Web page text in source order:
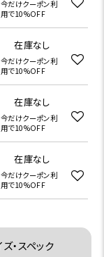
今だけクーポン利
用で10%OFF
在庫なし
今だけクーポン利
用で10%OFF
在庫なし
今だけクーポン利
用で10%OFF
在庫なし
今だけクーポン利
用で10%OFF
ズ・スペック